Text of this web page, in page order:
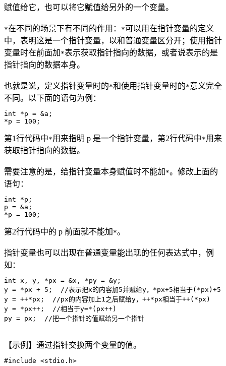
赋值给它，也可以将它赋值给另外的一个变量。
*在不同的场景下有不同的作用： *可以用在指针变量的定义
中，表明这是一个指针变量，以和普通变量区分开；使用指针
变量时在前面加 *表示获取指针指向的数据，或者说表示的是
指针指向的数据本身。
也就是说，定义指针变量时的*和使用指针变量时的*意义完全
不同。以下面的语句为例：
int *p = &a;
*p = 100;
第1行代码中*用来指明 p 是一个指针变量，第2行代码中*用来
获取指针指向的数据。
需要注意的是，给指针变量本身赋值时不能加 *。修改上面的
语句：
int *p;
p = &a;
*p = 100;
第2行代码中的 p 前面就不能加 *。
指针变量也可以出现在普通变量能出现的任何表达式中，例
如：
int x, y, *px = &x, *py = &y;
y = *px + 5;  //表示把x的内容加5并赋给y，*px+5相当于(*px)+5
y = ++*px;  //px的内容加上1之后赋给y，++*px相当于++(*px)
y = *px++;  //相当于y=*(px++)
py = px;  //把一个指针的值赋给另一个指针
【示例】通过指针交换两个变量的值。
#include <stdio.h>